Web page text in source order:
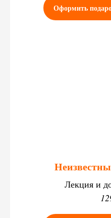
Оформить
Лекция и